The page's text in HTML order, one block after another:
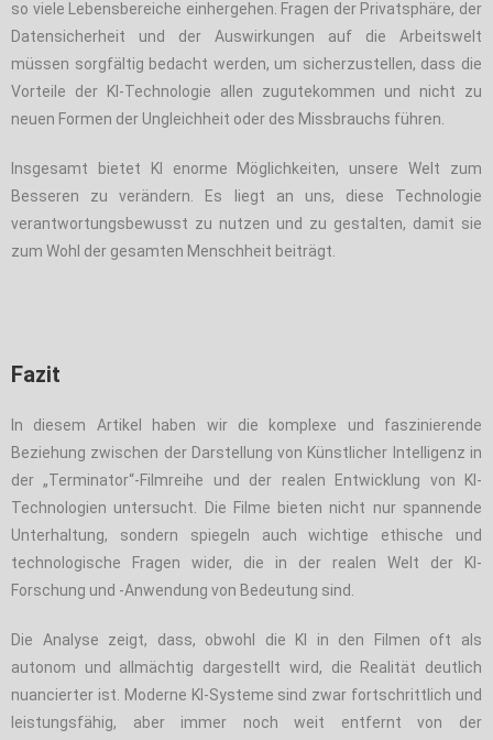
so viele Lebensbereiche einhergehen. Fragen der Privatsphäre, der
Datensicherheit und der Auswirkungen auf die Arbeitswelt
müssen sorgfältig bedacht werden, um sicherzustellen, dass die
Vorteile der KI-Technologie allen zugutekommen und nicht zu
neuen Formen der Ungleichheit oder des Missbrauchs führen.
Insgesamt bietet KI enorme Möglichkeiten, unsere Welt zum
Besseren zu verändern. Es liegt an uns, diese Technologie
verantwortungsbewusst zu nutzen und zu gestalten, damit sie
zum Wohl der gesamten Menschheit beiträgt.
Fazit
In diesem Artikel haben wir die komplexe und faszinierende
Beziehung zwischen der Darstellung von Künstlicher Intelligenz in
der „Terminator“-Filmreihe und der realen Entwicklung von KI-
Technologien untersucht. Die Filme bieten nicht nur spannende
Unterhaltung, sondern spiegeln auch wichtige ethische und
technologische Fragen wider, die in der realen Welt der KI-
Forschung und -Anwendung von Bedeutung sind.
Die Analyse zeigt, dass, obwohl die KI in den Filmen oft als
autonom und allmächtig dargestellt wird, die Realität deutlich
nuancierter ist. Moderne KI-Systeme sind zwar fortschrittlich und
leistungsfähig, aber immer noch weit entfernt von der